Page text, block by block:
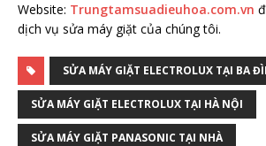
Website: Trungtamsuadieuhoa.com.vn
dịch vụ sửa máy giặt của chúng tôi.
SỬA MÁY GIẶT ELECTROLUX TẠI BA
SỬA MÁY GIẶT ELECTROLUX TẠI HÀ NỘI
SỬA MÁY GIẶT PANASONIC TẠI NHÀ